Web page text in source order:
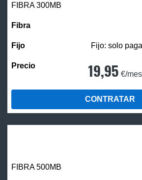
FIBRA 300MB
Fijo: solo
19,95 €/mes
CONTRATAR
FIBRA500MB